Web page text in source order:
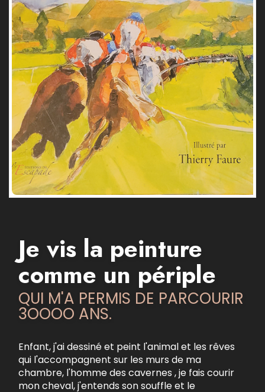
Je vis la peinture
comme un périple
QUI M'A PERMIS DE PARCOURIR
3OOOO ANS.
Enfant, j'ai dessiné et peint l'animal et les rêves
qui l'accompagnent sur les murs de ma
chambre, l'homme des cavernes , je fais courir
mon cheval, j'entends son souffle et le